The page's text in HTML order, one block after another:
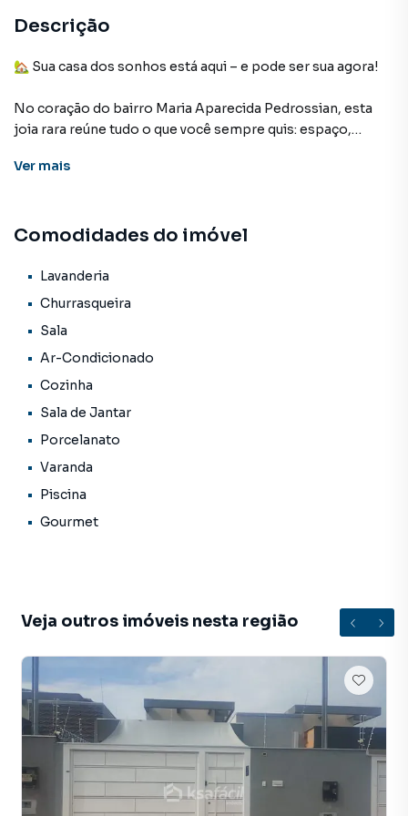
Descrição
🏡 Sua casa dos sonhos está aqui – e pode ser sua agora!
No coração do bairro Maria Aparecida Pedrossian, esta
joia rara reúne tudo o que você sempre quis: espaço,
cada detalhe.
📐 455m² de terreno e 122m² de área construída, com
possibilidade de futuras ampliações – ideal para quem
🔑 Destaques do imóvel:
Sala e cozinha com conceito integrado e móveis
planejados de excelente qualidade
imaginação mandar!
📍 Bairro em constante crescimento e valorização, com
fácil acesso, infraestrutura completa e um ambiente
familiar e tranquilo.
🚨 Pronta para morar! Imóveis assim não ficam disponíveis
por muito tempo.
💬 Agende sua visita e venha se encantar pessoalmente.
Ver mais
Comodidades do imóvel
Lavanderia
Churrasqueira
Sala
Ar-Condicionado
Cozinha
Sala de Jantar
Porcelanato
Varanda
Piscina
Gourmet
Veja outros imóveis nesta região